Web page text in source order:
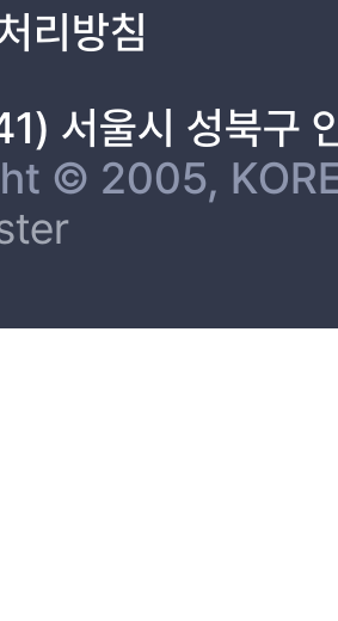
과분석 27
대한 모형 수행 40
수지국 최적 연계운영 대안의 결정 44
영 문제 45
결정 문제 정의 46
리방침
서울시 성북구
© 2005,